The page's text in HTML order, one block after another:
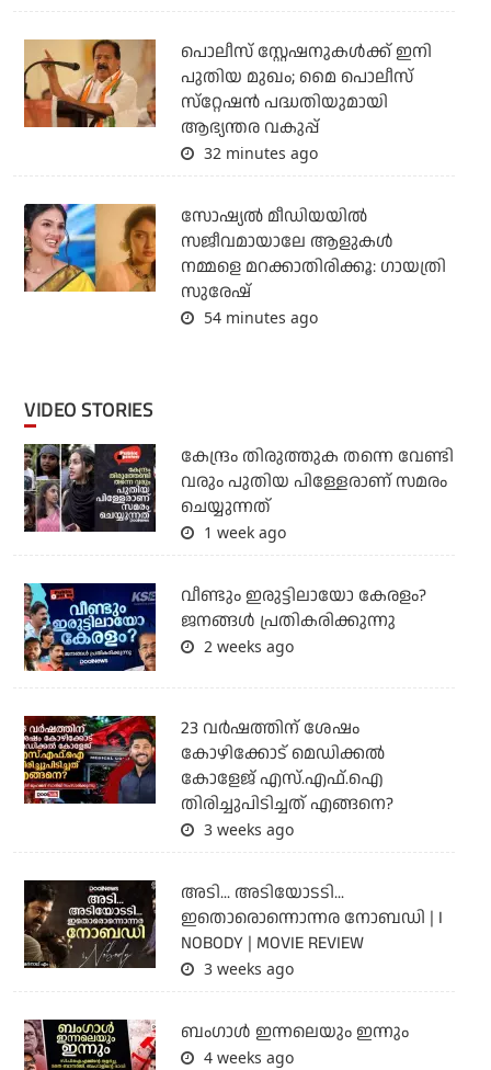
പൊലീസ് സ്റ്റേഷനുകള്‍ക്ക് ഇനി
പുതിയ മുഖം; മൈ പൊലീസ്
സ്‌റ്റേഷന്‍ പദ്ധതിയുമായി
ആഭ്യന്തര വകുപ്പ്
32 minutes ago
സോഷ്യൽ മീഡിയയിൽ
സജീവമായാലേ ആളുകൾ
നമ്മളെ മറക്കാതിരിക്കൂ: ഗായത്രി
സുരേഷ്
54 minutes ago
VIDEO STORIES
കേന്ദ്രം തിരുത്തുക തന്നെ വേണ്ടി
വരും പുതിയ പിള്ളേരാണ് സമരം
ചെയ്യുന്നത്
1 week ago
വീണ്ടും ഇരുട്ടിലായോ കേരളം?
ജനങ്ങൾ പ്രതികരിക്കുന്നു
2 weeks ago
23 വർഷത്തിന് ശേഷം
കോഴിക്കോട് മെഡിക്കൽ
കോളേജ് എസ്.എഫ്.ഐ
തിരിച്ചുപിടിച്ചത് എങ്ങനെ?
3 weeks ago
അടി... അടിയോടടി...
ഇതൊരൊന്നൊന്നര നോബഡി | I
NOBODY | MOVIE REVIEW
3 weeks ago
ബംഗാള്‍ ഇന്നലെയും ഇന്നും
4 weeks ago